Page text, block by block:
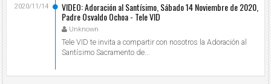
VIDEO: Adoración al Santísimo, Sábado 14 Noviembre de 2020,
Padre Osvaldo Ochoa - Tele VID
Unknown
2020/11/14
Tele VID te invita a compartir con nosotros la Adoración al
Santísimo Sacramento de...